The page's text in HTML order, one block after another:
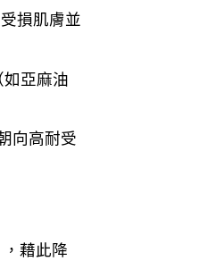
損肌膚並
如亞麻油
向高耐受
藉此降